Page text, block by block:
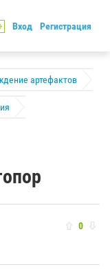
Вход Регистрация
артефактов
0